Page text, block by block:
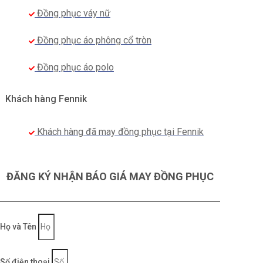
phải đứng form, độ thấm hút mồ hôi cao
chất vải ít nhăn, giữ màu tốt giúp người dùng không
Đồng phục váy nữ
Đồng phục áo phông cổ tròn
Đồng phục áo polo
Khách hàng Fennik
Khách hàng đã may đồng phục tại Fennik
ĐĂNG KÝ NHẬN BÁO GIÁ MAY ĐỒNG PHỤC
Họ và Tên